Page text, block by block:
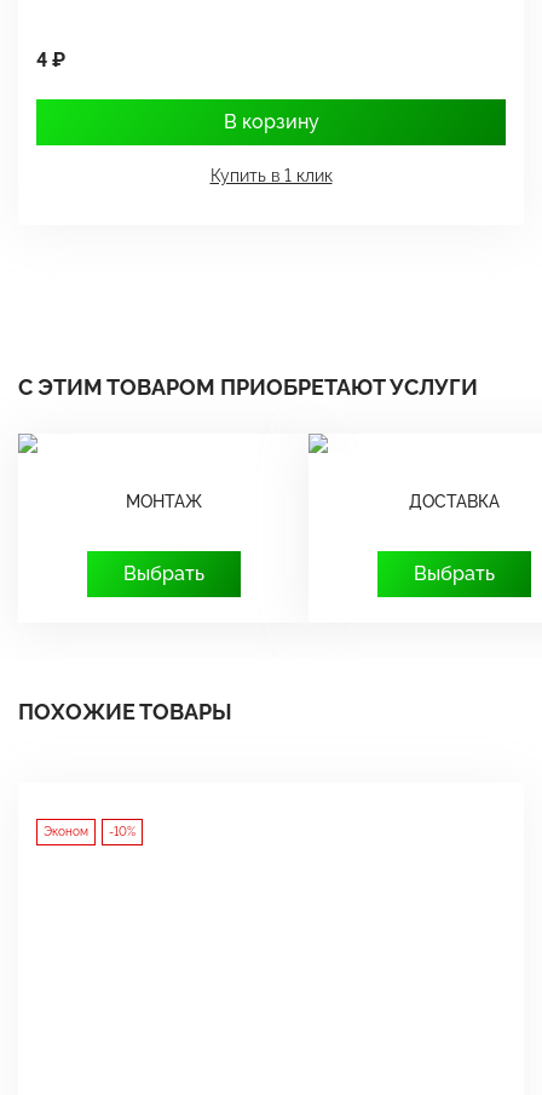
4 ₽
В корзину
Купить в 1 клик
С ЭТИМ ТОВАРОМ ПРИОБРЕТАЮТ УСЛУГИ
МОНТАЖ
Выбрать
ДОСТАВКА
Выбрать
ПОХОЖИЕ ТОВАРЫ
Эконом -10%